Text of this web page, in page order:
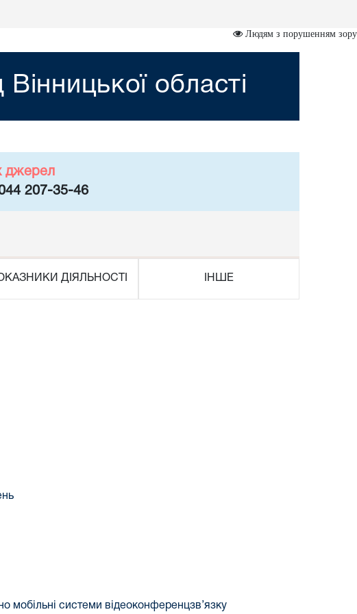
Людям з порушенням зору
області
джерел
207-35-46
ДІЯЛЬНОСТІ ІНШЕ
мобільні системи відеоконференцзв’язку